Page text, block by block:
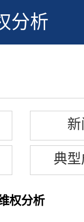
分析
典
权分析